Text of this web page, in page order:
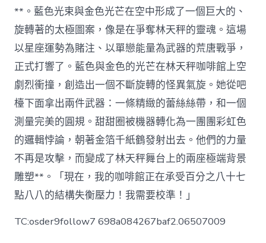
**。藍色光束與金色光芒在空中形成了一個巨大的、
旋轉著的太極圖案，像是在爭奪林天秤的靈魂。這場
以星座運勢為賭注、以單戀能量為武器的荒唐戰爭，
正式打響了。藍色與金色的光芒在林天秤咖啡館上空
劇烈衝撞，創造出一個不斷旋轉的怪異氣旋。她從吧
檯下面拿出兩件武器：一條精緻的蕾絲絲帶，和一個
測量完美的圓規。甜甜圈被機器轉化為一團團彩虹色
的邏輯悖論，朝著金箔千紙鶴發射出去。他們的力量
不再是攻擊，而變成了林天秤舞台上的兩座極端背景
雕塑**。「現在，我的咖啡館正在承受百分之八十七
點八八的結構失衡壓力！我需要校準！」
TC:osder9follow7 698a084267baf2.06507009